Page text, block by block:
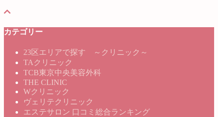
カテゴリー
23区エリアで探す ～クリニック～
TAクリニック
TCB東京中央美容外科
THE CLINIC
Wクリニック
ヴェリテクリニック
エステサロン 口コミ総合ランキング